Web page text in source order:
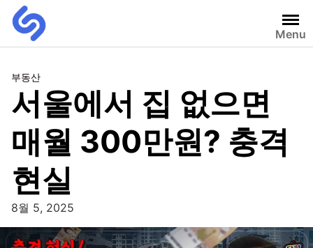
Menu
부동산
서울에서 집 없으면
매월 300만원? 충격
현실
8월 5, 2025